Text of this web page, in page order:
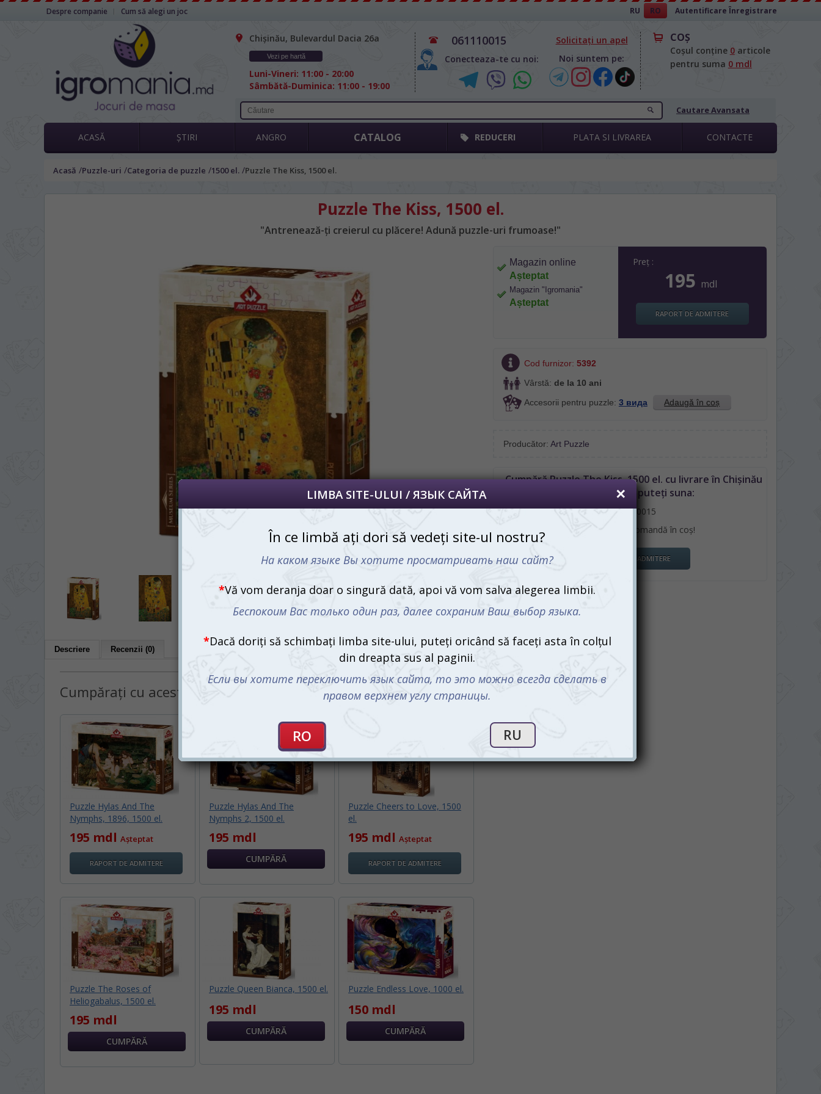
Despre companie Cum să alegi un joc RU RO Autentificare Înregistrare
Chișinău, Bulevardul Dacia 26а
Vezi pe hartă
Luni-Vineri: 11:00 - 20:00
Sâmbătă-Duminica: 11:00 - 19:00
061110015
Conecteaza-te cu noi:
Solicitați un apel
Noi suntem pe:
COŞ
Coșul conține 0articole
pentru suma 0 mdl
Cautare Avansata
ACASĂ ȘTIRI ANGRO CATALOG REDUCERI PLATA SI LIVRAREA CONTACTE
Acasă /Puzzle-uri /Categoria de puzzle /1500 el. /Puzzle The Kiss, 1500 el.
Puzzle The Kiss, 1500 el.
"Antrenează-ți creierul cu plăcere! Adună puzzle-uri frumoase!"
Descriere Recenzii (0)
Cumpărați cu acest produs:
Puzzle Hylas And The
Nymphs, 1896, 1500 el.
195 mdl Așteptat
RAPORT DE ADMITERE
Puzzle Hylas And The
Nymphs 2, 1500 el.
195 mdl
Puzzle Cheers to Love, 1500
el.
195 mdl Așteptat
RAPORT DE ADMITERE
Puzzle The Roses of
Heliogabalus, 1500 el.
195 mdl
Puzzle Queen Bianca, 1500 el.
195 mdl
Puzzle Endless Love, 1000 el.
150 mdl
Preț :
195 mdl
RAPORT DE ADMITERE
Magazin online
Așteptat
Magazin "Igromania"
Așteptat
Cod furnizor: 5392
Vârstă: de la 10 ani
Accesorii pentru puzzle: 3 вида Adaugă în coș
Producător: Art Puzzle
Cumpără Puzzle The Kiss, 1500 el. cu livrare în Chișinău
sau Moldova, puteți suna:
061110015
sau plasând o comandă în coș!
RAPORT DE ADMITERE
LIMBA SITE-ULUI / ЯЗЫК САЙТА
În ce limbă ați dori să vedeți site-ul nostru?
На каком языке Вы хотите просматривать наш сайт?
Vă vom deranja doar o singură dată, apoi vă vom salva alegerea limbii.
Беспокоим Вас только один раз, далее сохраним Ваш выбор языка.
Dacă doriți să schimbați limba site-ului, puteți oricând să faceți asta în colțul
din dreapta sus al paginii.
Если вы хотите переключить язык сайта, то это можно всегда сделать в
правом верхнем углу страницы.
RU